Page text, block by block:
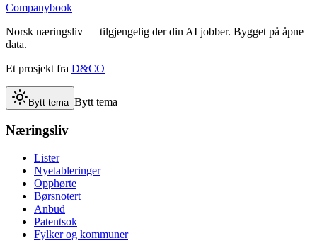
Companybook
Norsk næringsliv — tilgjengelig der din AI jobber. Bygget på åpne
data.
Et prosjekt fra D&CO
Bytt tema Bytt tema
Næringsliv
Lister
Nyetableringer
Opphørte
Børsnotert
Anbud
Patentsok
Fylker og kommuner